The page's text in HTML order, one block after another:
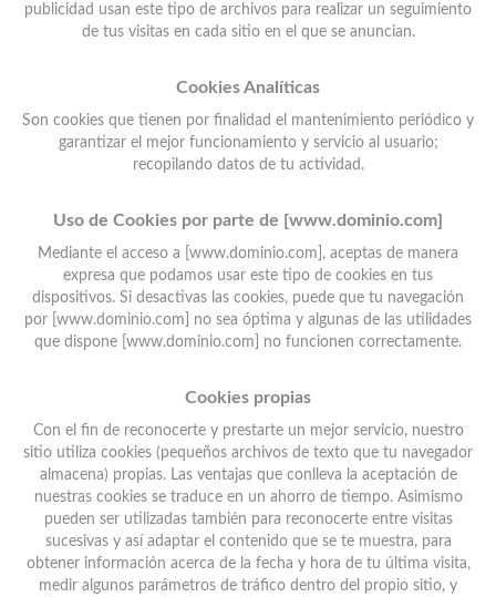
publicidad usan este tipo de archivos para realizar un seguimiento
de tus visitas en cada sitio en el que se anuncian.
Cookies Analíticas
Son cookies que tienen por finalidad el mantenimiento periódico y
garantizar el mejor funcionamiento y servicio al usuario;
recopilando datos de tu actividad.
Uso de Cookies por parte de [www.dominio.com]
Mediante el acceso a [www.dominio.com], aceptas de manera
expresa que podamos usar este tipo de cookies en tus
dispositivos. Si desactivas las cookies, puede que tu navegación
por [www.dominio.com] no sea óptima y algunas de las utilidades
que dispone [www.dominio.com] no funcionen correctamente.
Cookies propias
Con el fin de reconocerte y prestarte un mejor servicio, nuestro
sitio utiliza cookies (pequeños archivos de texto que tu navegador
almacena) propias. Las ventajas que conlleva la aceptación de
nuestras cookies se traduce en un ahorro de tiempo. Asimismo
pueden ser utilizadas también para reconocerte entre visitas
sucesivas y así adaptar el contenido que se te muestra, para
obtener información acerca de la fecha y hora de tu última visita,
medir algunos parámetros de tráfico dentro del propio sitio, y